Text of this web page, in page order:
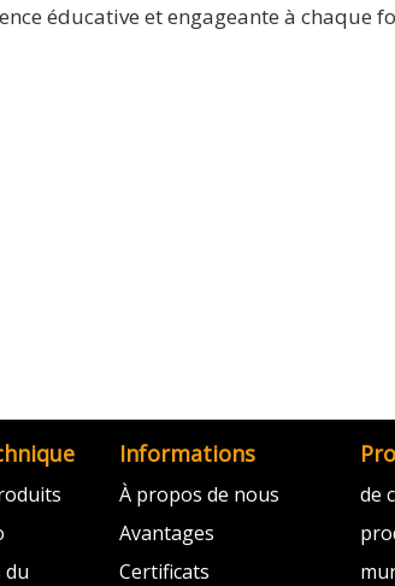
éducative et engageante à chaque
du
Informations
À propos de nous
Avantages
Certificats
de